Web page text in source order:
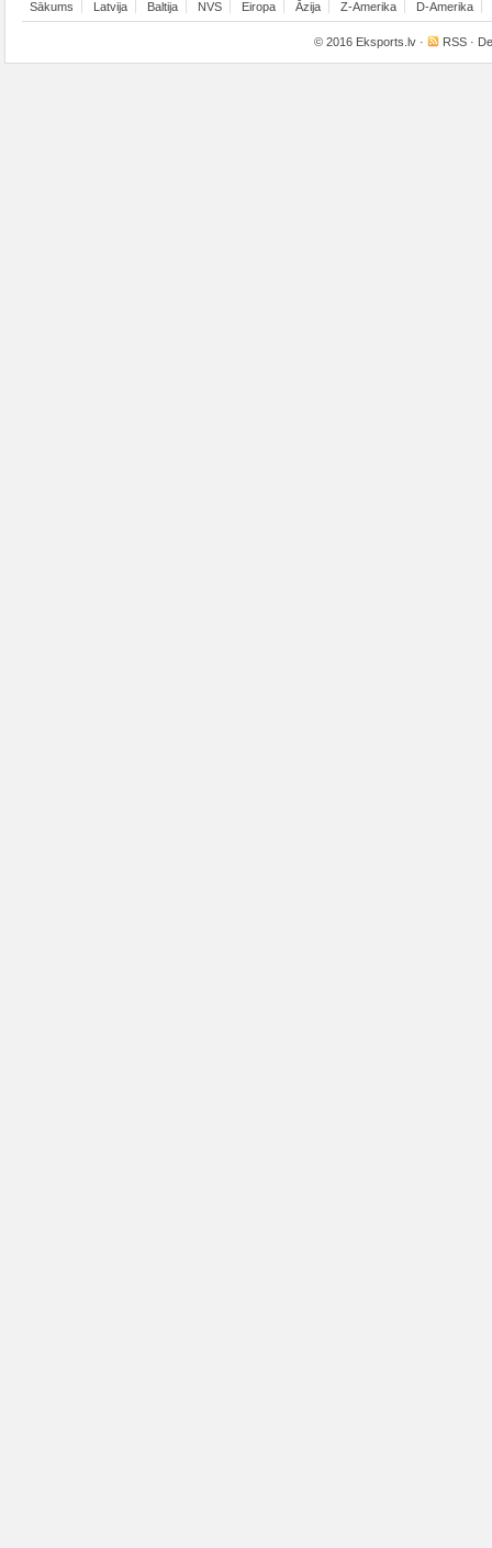
Sākums Latvija Baltija NVS Eiropa Āzija Z-Amerika D-Amerika
© 2016 Eksports.lv · RSS ·